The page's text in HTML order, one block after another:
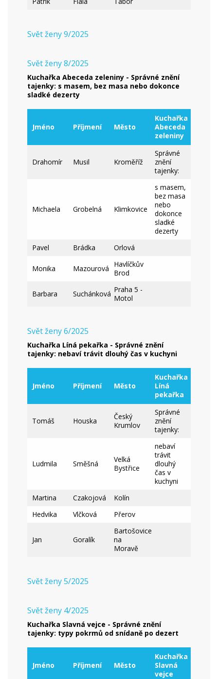
Svět ženy 9/2025
Svět ženy 8/2025
Kuchařka Abeceda zeleniny - Správné znění
tajenky: s masem, bez masa nebo dokonce
sladké dezerty
Jméno Příjmení Město
Kuchařka
Abeceda
zeleniny
Drahomír Musil Kroměříž
Správné
znění
tajenky:
Michaela Grobelná Klimkovice
s masem,
bez masa
nebo
dokonce
sladké
dezerty
Pavel
Brádka Orlová
Monika Mazourová
Havlíčkův
Brod
Barbara Suchánková Praha 5 -
Motol
Svět ženy 6/2025
Kuchařka Líná pekařka - Správné znění
tajenky: nebaví trávit dlouhý čas v kuchyni
Jméno Příjmení Město
Kuchařka
Líná
pekařka
Tomáš Houska
Český
Krumlov
Správné
znění
tajenky:
Ludmila Směšná
Velká
Bystřice
nebaví
trávit
dlouhý
čas v
kuchyni
Martina
Czakojová
Kolín
Hedvika
Vlčková Přerov
Jan Goralík
Bartošovice
na
Moravě
Svět ženy 5/2025
Svět ženy 4/2025
Kuchařka Slavná vejce - Správné znění
tajenky: typy pokrmů od snídaně po dezert
Jméno Příjmení Město
Kuchařka
Slavná
vejce